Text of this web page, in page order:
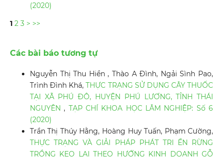
(2020)
1 2 3 > >>
Các bài báo tương tự
Nguyễn Thị Thu Hiền , Thào A Đình, Ngải Sình Pao,
Trình Đình Khá,THỰC TRẠNG SỬ DỤNG CÂY THUỐC
TẠI XÃ PHÚ ĐÔ, HUYỆN PHÚ LƯƠNG, TỈNH THÁI
NGUYÊN, TẠP CHÍ KHOA HỌC LÂM NGHIỆP: Số 6
(2020)
Trần Thị Thúy Hằng, Hoàng Huy Tuấn, Phạm Cường,
THỰC TRẠNG VÀ GIẢI PHÁP PHÁT TRI ỂN RỪNG
TRỒNG KEO LAI THEO HƯỚNG KINH DOANH GỖ